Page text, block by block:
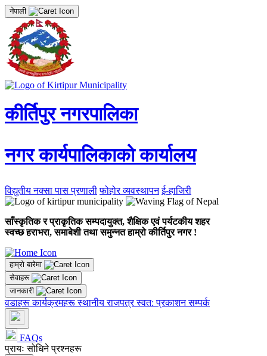
नेपाली
कीर्तिपुर नगरपालिका
नगर कार्यपालिकाको कार्यालय
विद्युतीय नक्सा पास प्रणाली फोहोर व्यवस्थापन ई-हाजिरी
साँस्कृतिक र प्राकृतिक सम्पदायुक्त, शैक्षिक एवं पर्यटकीय शहर
स्वच्छ हराभरा, समाबेशी तथा समुन्नत हाम्रो कीर्तिपुर नगर !
हाम्रो बारेमा
सेवाहरू
जानकारी
वडाहरूकार्यक्रमहरूस्थानीय राजपत्रस्वत: प्रकाशनसम्पर्क
FAQs
प्रायः सोधिने प्रश्नहरू